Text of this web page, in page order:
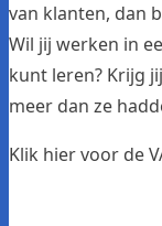
van klanten, dan
Wil jij werken in
kunt leren? Krijg
meer dan ze
Klik hier voor de